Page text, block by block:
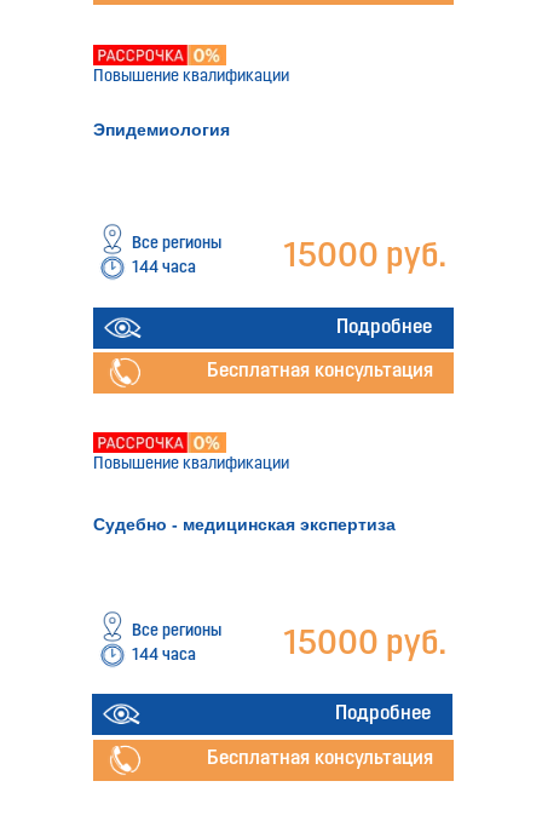
Эпидемиология
144 часа 15000 руб.
Все регионы
Повышение квалификации
Бесплатная консультация
Судебно - медицинская экспертиза
144 часа 15000 руб.
Все регионы
Повышение квалификации
Бесплатная консультация
Подробнее
Подробнее